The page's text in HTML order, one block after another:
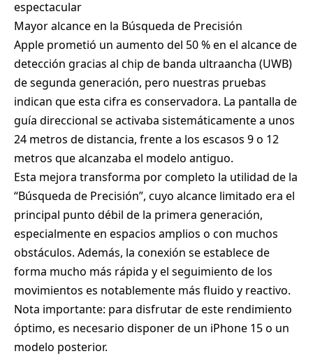
espectacular
Mayor alcance en la Búsqueda de Precisión
Apple prometió un aumento del 50 % en el alcance de
detección gracias al chip de banda ultraancha (UWB)
de segunda generación, pero nuestras pruebas
indican que esta cifra es conservadora. La pantalla de
guía direccional se activaba sistemáticamente a unos
24 metros de distancia, frente a los escasos 9 o 12
metros que alcanzaba el modelo antiguo.
Esta mejora transforma por completo la utilidad de la
“Búsqueda de Precisión”, cuyo alcance limitado era el
principal punto débil de la primera generación,
especialmente en espacios amplios o con muchos
obstáculos. Además, la conexión se establece de
forma mucho más rápida y el seguimiento de los
movimientos es notablemente más fluido y reactivo.
Nota importante: para disfrutar de este rendimiento
óptimo, es necesario disponer de un iPhone 15 o un
modelo posterior.